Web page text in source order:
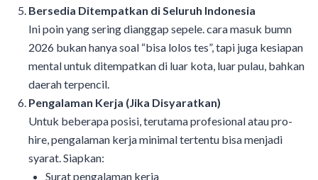
Bersedia Ditempatkan di Seluruh Indonesia
Ini poin yang sering dianggap sepele. cara masuk bumn
2026 bukan hanya soal “bisa lolos tes”, tapi juga kesiapan
mental untuk ditempatkan di luar kota, luar pulau, bahkan
daerah terpencil.
Pengalaman Kerja (Jika Disyaratkan)
Untuk beberapa posisi, terutama profesional atau pro-
hire, pengalaman kerja minimal tertentu bisa menjadi
syarat. Siapkan:
Surat pengalaman kerja